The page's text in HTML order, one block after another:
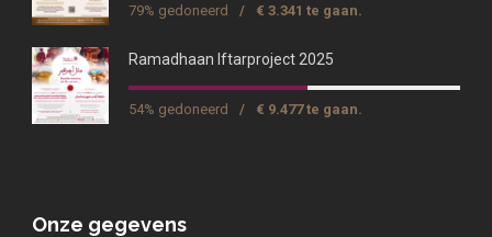
79% gedoneerd / € 3.341 te gaan.
Ramadhaan Iftarproject 2025
54% gedoneerd / € 9.477 te gaan.
Onze gegevens